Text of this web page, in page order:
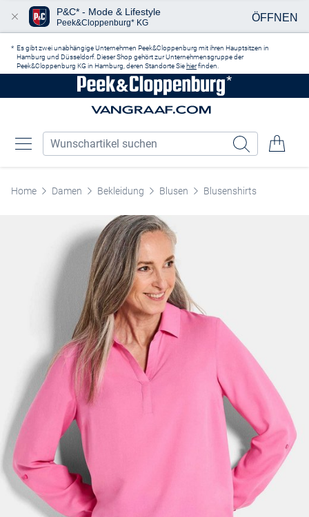
Es gibt zwei unabhängige Unternehmen Peek&Cloppenburg mit ihren Hauptsitzen in
Hamburg und Düsseldorf. Dieser Shop gehört zur Unternehmensgruppe der
Peek&Cloppenburg KG in Hamburg, deren Standorte Sie hierfinden.
Home Damen Bekleidung Blusen Blusenshirts
P&C* - Mode & Lifestyle
Peek&Cloppenburg* KG ÖFFNEN